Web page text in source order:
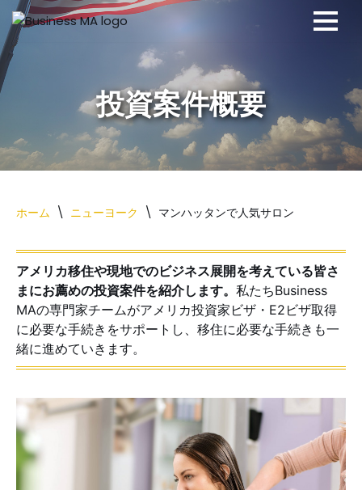
コ
へ
プ
ホーム \ ニューヨーク \ マンハッタンで人気サロン
アメリカ移住や現地でのビジネス展開を考えている皆さ
まにお薦めの投資案件を紹介します。 私たちBusiness
MAの専門家チームがアメリカ投資家ビザ・E2ビザ取得
に必要な手続きをサポートし、移住に必要な手続きも一
緒に進めていきます。